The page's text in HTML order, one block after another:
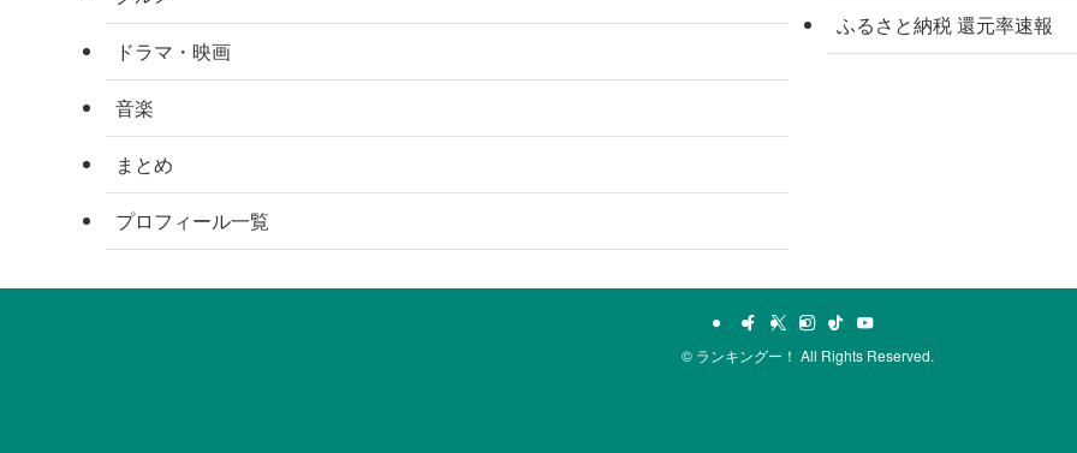
ドラマ・映画
音楽
まとめ
プロフィール一覧
ふるさと納税 還元率速報
© ランキングー！ All Rights Reserved.